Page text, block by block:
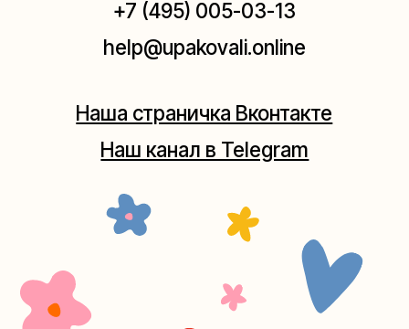
(как пройти)
Москва, ул.Таганская, дом 25-27
Мастерская на Таганке
+7 (980) 495-03-13
+7 (980) 156-03-13